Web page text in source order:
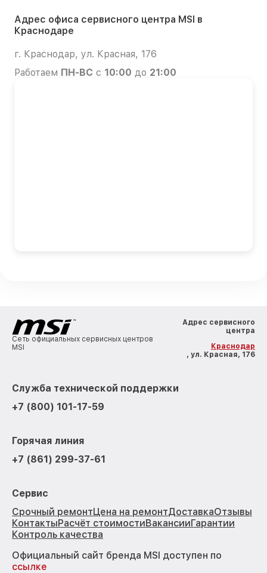
Адрес офиса сервисного центра MSI в
Краснодаре
г. Краснодар, ул. Красная, 176
Работаем ПН-ВС с 10:00 до 21:00
Сеть официальных сервисных центров
MSI
Адрес сервисного
центра
Краснодар
, ул. Красная, 176
Служба технической поддержки
+7 (800) 101-17-59
Горячая линия
+7 (861) 299-37-61
Сервис
Срочный ремонтЦена на ремонтДоставкаОтзывы
КонтактыРасчёт стоимостиВакансииГарантии
Контроль качества
Официальный сайт бренда MSI доступен по
ссылке